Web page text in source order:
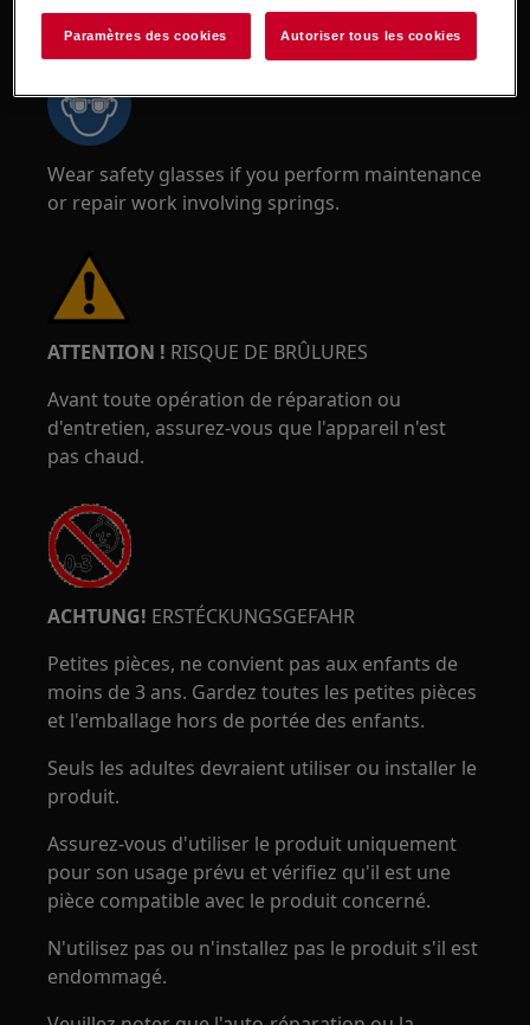
ATTENTION !RISQUE DE BLESSURE AUX YEUX
Wear safety glasses if you perform maintenance
or repair work involving springs.
ATTENTION ! RISQUE DE BRÛLURES
Avant toute opération de réparation ou
d'entretien, assurez-vous que l'appareil n'est
pas chaud.
ACHTUNG! ERSTÉCKUNGSGEFAHR
Petites pièces, ne convient pas aux enfants de
moins de 3 ans. Gardez toutes les petites pièces
et l'emballage hors de portée des enfants.
Seuls les adultes devraient utiliser ou installer le
produit.
Assurez-vous d'utiliser le produit uniquement
pour son usage prévu et vérifiez qu'il est une
pièce compatible avec le produit concerné.
N'utilisez pas ou n'installez pas le produit s'il est
endommagé.
Paramètres des cookies Autoriser tous les cookies